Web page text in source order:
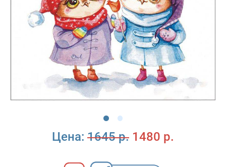
Цена: 1645 р. 1480 р.